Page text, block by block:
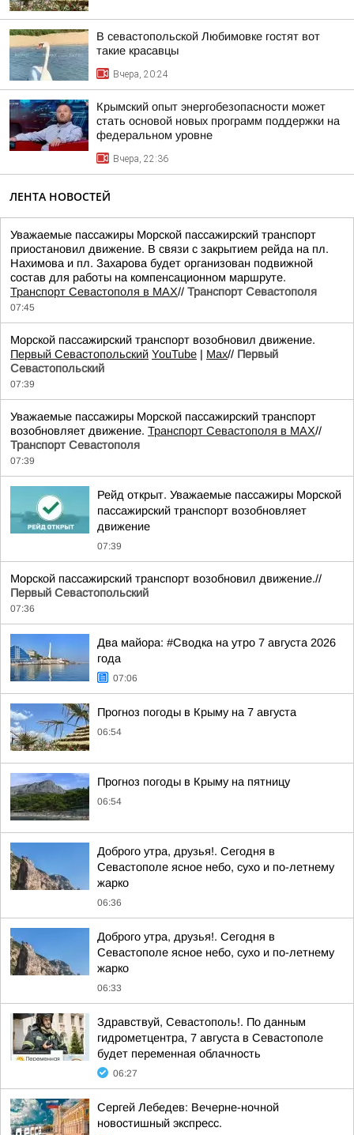
В севастопольской Любимовке гостят вот
такие красавцы
Вчера, 20:24
Крымский опыт энергобезопасности может
стать основой новых программ поддержки на
федеральном уровне
Вчера, 22:36
ЛЕНТА НОВОСТЕЙ
Уважаемые пассажиры Морской пассажирский транспорт
приостановил движение. В связи с закрытием рейда на пл.
Нахимова и пл. Захарова будет организован подвижной
состав для работы на компенсационном маршруте.
Транспорт Севастополя в MAX// Транспорт Севастополя
07:45
Морской пассажирский транспорт возобновил движение.
Первый Севастопольский YouTube | Max// Первый
Севастопольский
07:39
Уважаемые пассажиры Морской пассажирский транспорт
возобновляет движение. Транспорт Севастополя в MAX//
Транспорт Севастополя
07:39
Рейд открыт. Уважаемые пассажиры Морской
пассажирский транспорт возобновляет
движение
07:39
Морской пассажирский транспорт возобновил движение.//
Первый Севастопольский
07:36
Два майора: #Сводка на утро 7 августа 2026
года
07:06
Прогноз погоды в Крыму на 7 августа
06:54
Прогноз погоды в Крыму на пятницу
06:54
Доброго утра, друзья!. Сегодня в
Севастополе ясное небо, сухо и по-летнему
жарко
06:36
Доброго утра, друзья!. Сегодня в
Севастополе ясное небо, сухо и по-летнему
жарко
06:33
Здравствуй, Севастополь!. По данным
гидрометцентра, 7 августа в Севастополе
будет переменная облачность
06:27
Сергей Лебедев: Вечерне-ночной
новостишный экспресс.